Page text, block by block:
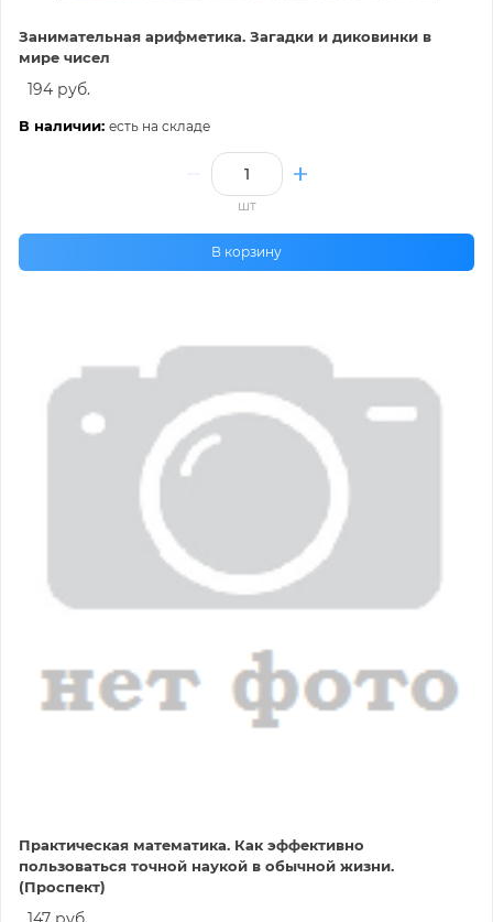
Занимательная арифметика. Загадки и диковинки в
мире чисел
194 руб.
В наличии: есть на складе
шт
В корзину
Практическая математика. Как эффективно
пользоваться точной наукой в обычной жизни.
(Проспект)